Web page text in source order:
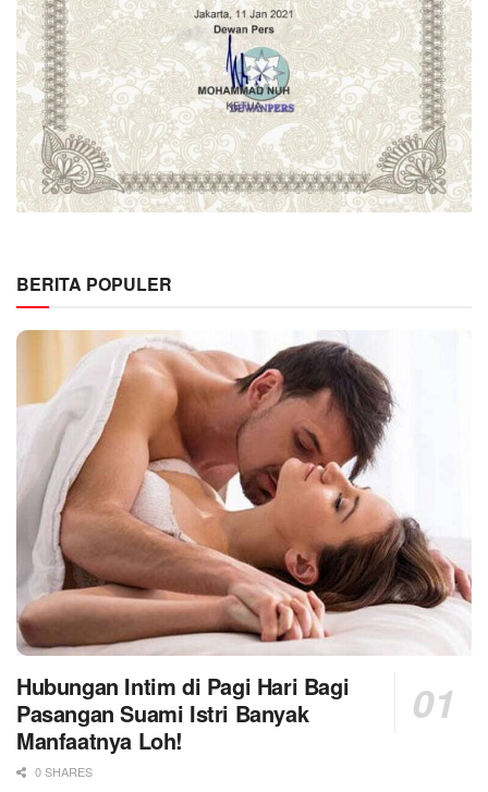
BERITA POPULER
Hubungan Intim di Pagi Hari Bagi
Pasangan Suami Istri Banyak
Manfaatnya Loh!
0 SHARES